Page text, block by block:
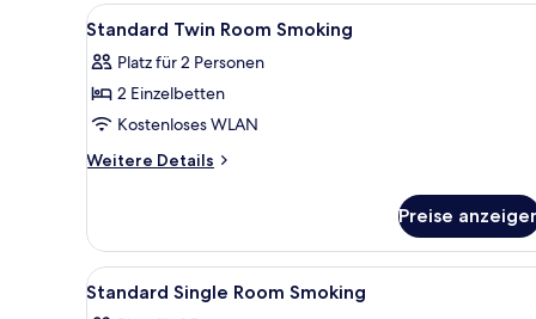
Alle
Fotos
für
Standard
Twin
Room
Ein Hotelzimmer mit zwei
1
Standard Twin Room Smoking
Platz für 2 Personen
2 Einzelbetten
Kostenloses WLAN
Weitere Details
Weitere
Twin
Room
Smoking
Preise
Alle
Fotos
Ein Hotelzimmer mit einem
1
Standard Single Room Smoking